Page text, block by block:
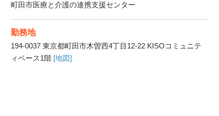
町田市医療と介護の連携支援センター
勤務地
194-0037 東京都町田市木曽西4丁目12-22 KISOコミュニテ
ィベース1階 [地図]